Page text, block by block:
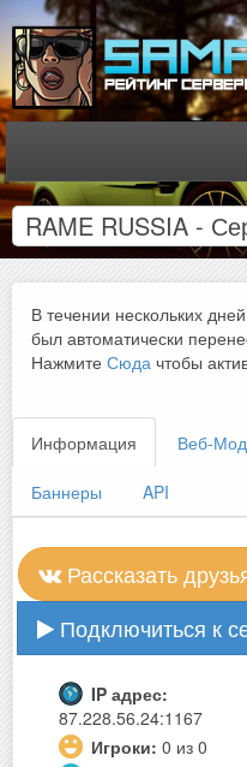
RAME RUSSIA -
В течении нескольких
был автоматически
Нажмите Сюда чтобы
Информация Веб-
Баннеры API
Рассказать
Подключиться к
IP адрес:
87.228.56.24:1167
Игроки: 0 из 0